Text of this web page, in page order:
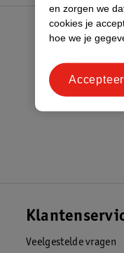
Veelgestelde vragen
en zorgen we
cookies je
hoe we je
Accepteer